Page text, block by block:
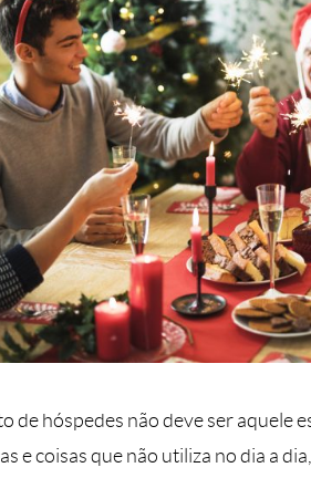
de hóspedes não deve ser aquele
e coisas que não utiliza no dia a